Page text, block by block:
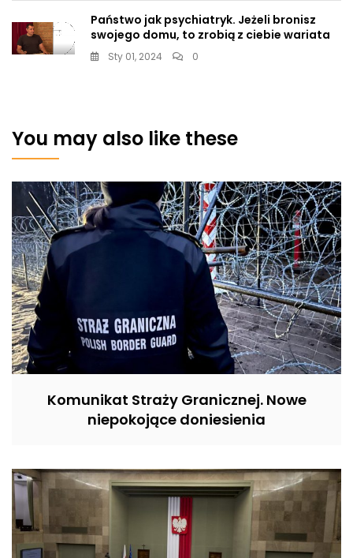
Państwo jak psychiatryk. Jeżeli bronisz
swojego domu, to zrobią z ciebie wariata
Sty 01, 2024 0
You may also like these
Komunikat Straży Granicznej. Nowe
niepokojące doniesienia